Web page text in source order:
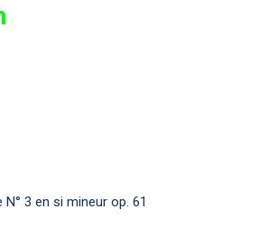
3 en si mineur op. 61